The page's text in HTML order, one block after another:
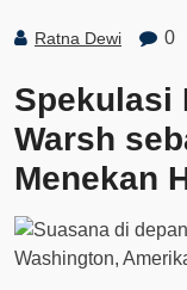
Ratna Dewi 0
Spekulasi
Warsh
Menekan